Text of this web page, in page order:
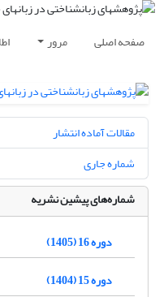
صفحه اصلی مرور
مقالات آماده انتشار
شماره جاری
شماره‌های پیشین نشریه
دوره 16 (1405)
دوره 15 (1404)